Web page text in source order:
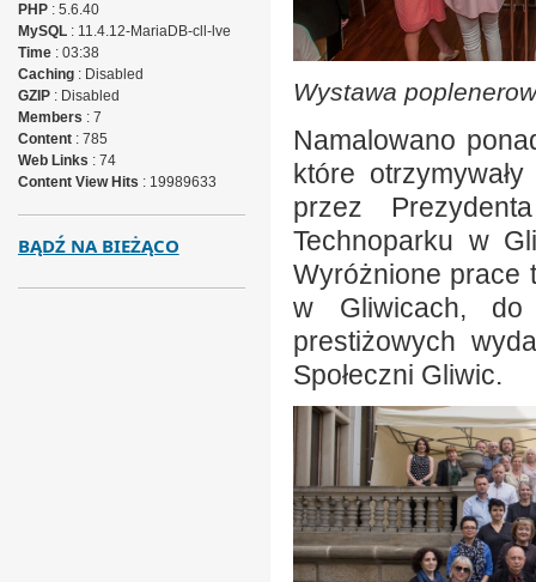
Wystawa
Namalowano
które
przez
Technoparku w
Wyróżnione prace
w Gliwicach,
prestiżowych
Społeczni Gliwic.
PHP: 5.6.40
MySQL: 11.4.12-MariaDB-cll-lve
Time: 03:38
Caching: Disabled
GZIP: Disabled
Members : 7
Content: 785
Web Links : 74
Content View Hits : 19989633
BĄDŹ NA BIEŻĄCO